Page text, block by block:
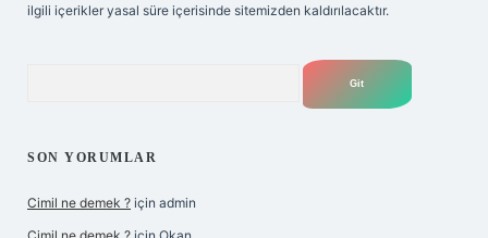
ilgili içerikler yasal süre içerisinde sitemizden kaldırılacaktır.
SON YORUMLAR
Cimil ne demek ? için admin